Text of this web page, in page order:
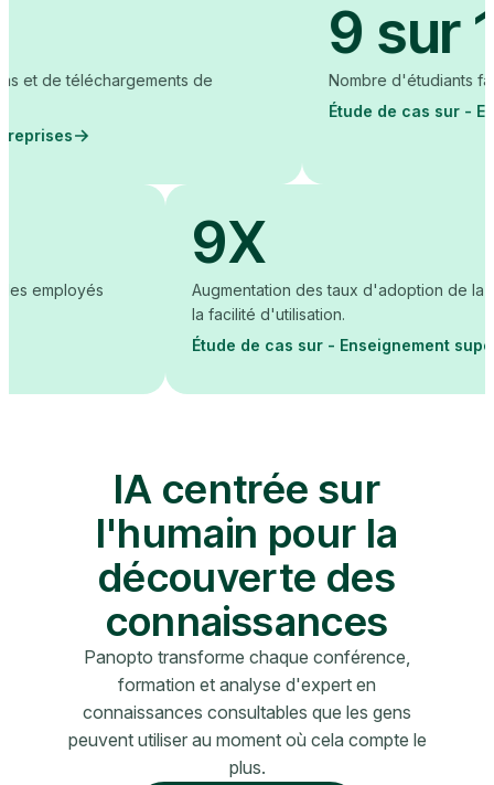
de
9 sur 10
Nombre d'étudiants faisant état de
Étude de cas sur -
formation des employés
Augmentation des taux
la facilité d'utilisation.
Étude de cas sur -
IA centrée sur
l'humain pour la
découverte des
connaissances
Panopto transforme chaque conférence,
formation et analyse d'expert en
connaissances consultables que les gens
peuvent utiliser au moment où cela compte le
plus.